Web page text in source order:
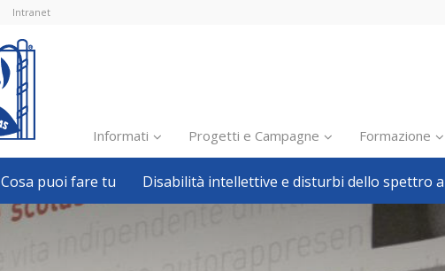
Intranet
Informati
Inclusione scolastica
Inclusione lavorativa
Politiche sociali
Progetti e Campagne Formazione
Cosa puoi fare tu Disabilità intellettive e disturbi dello spettro